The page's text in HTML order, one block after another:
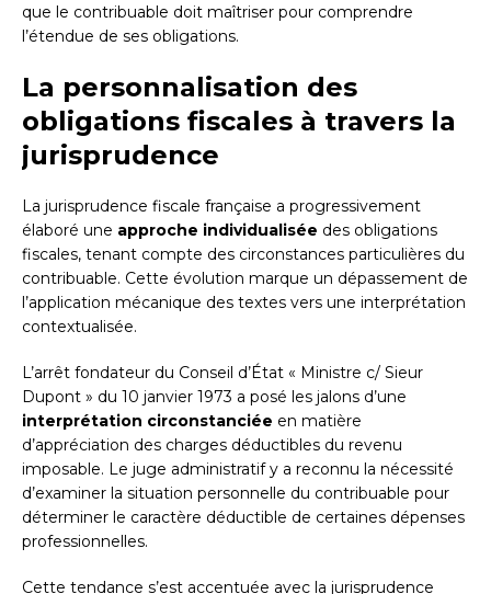
que le contribuable doit maîtriser pour comprendre
l’étendue de ses obligations.
La personnalisation des
obligations fiscales à travers la
jurisprudence
La jurisprudence fiscale française a progressivement
élaboré une approche individualisée des obligations
fiscales, tenant compte des circonstances particulières du
contribuable. Cette évolution marque un dépassement de
l’application mécanique des textes vers une interprétation
contextualisée.
L’arrêt fondateur du Conseil d’État « Ministre c/ Sieur
Dupont » du 10 janvier 1973 a posé les jalons d’une
interprétation circonstanciée en matière
d’appréciation des charges déductibles du revenu
imposable. Le juge administratif y a reconnu la nécessité
d’examiner la situation personnelle du contribuable pour
déterminer le caractère déductible de certaines dépenses
professionnelles.
Cette tendance s’est accentuée avec la jurisprudence